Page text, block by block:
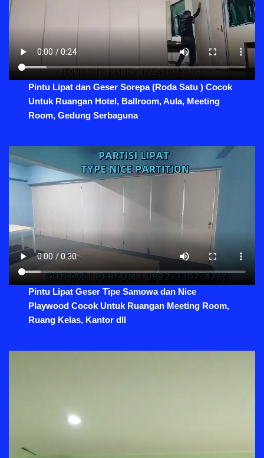
Pintu Lipat dan Geser Sorepa (Roda Satu ) Cocok
Untuk Ruangan Hotel, Ballroom, Aula, Meeting
Room, Gedung Serbaguna
Pintu Lipat Geser Tipe Samowa dan Nice
Playwood Cocok Untuk Ruangan Meeting Room,
Ruang Kelas, Kantor dll